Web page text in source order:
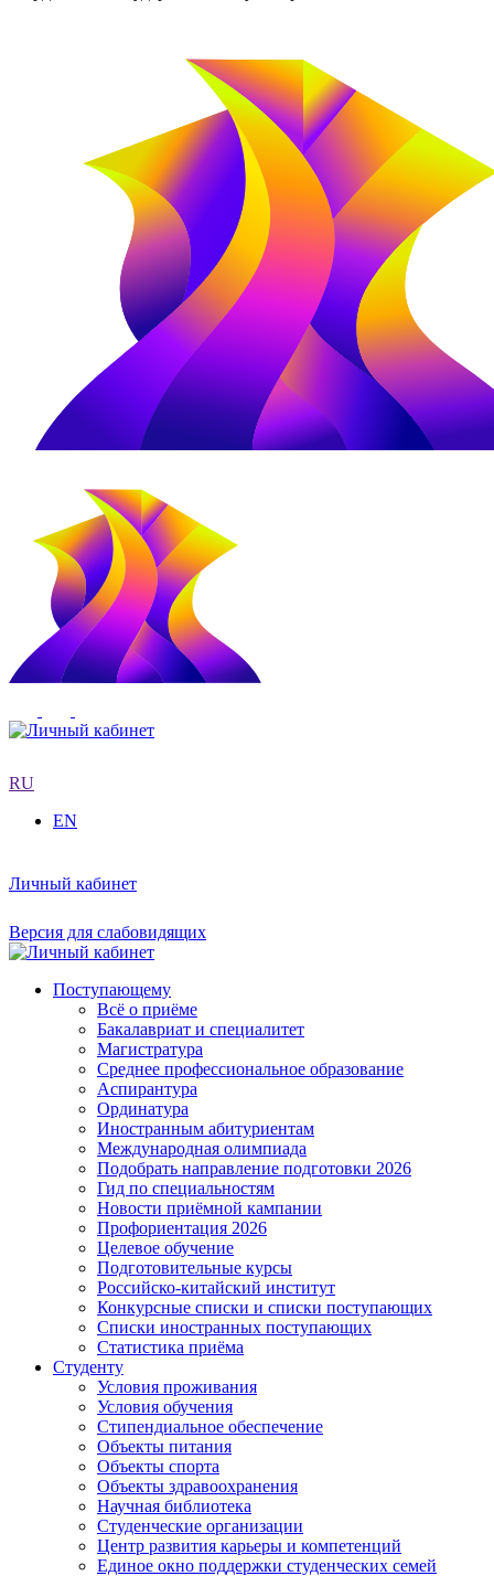
RU
EN
Личный кабинет
Версия для слабовидящих
Поступающему
Всё о приёме
Бакалавриат и специалитет
Магистратура
Среднее профессиональное образование
Аспирантура
Ординатура
Иностранным абитуриентам
Международная олимпиада
Подобрать направление подготовки 2026
Гид по специальностям
Новости приёмной кампании
Профориентация 2026
Целевое обучение
Подготовительные курсы
Российско-китайский институт
Конкурсные списки и списки поступающих
Списки иностранных поступающих
Статистика приёма
Студенту
Условия проживания
Условия обучения
Стипендиальное обеспечение
Объекты питания
Объекты спорта
Объекты здравоохранения
Научная библиотека
Студенческие организации
Центр развития карьеры и компетенций
Единое окно поддержки студенческих семей